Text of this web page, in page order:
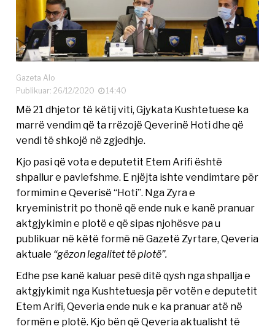
Gazeta Alo
Publikuar: 26/12/2020
14:40
Më 21 dhjetor të këtij viti, Gjykata Kushtetuese ka
marrë vendim që ta rrëzojë Qeverinë Hoti dhe që
vendi të shkojë në zgjedhje.
Kjo pasi që vota e deputetit Etem Arifi është
shpallur e pavlefshme. E njëjta ishte vendimtare për
formimin e Qeverisë “Hoti”. Nga Zyra e
kryeministrit po thonë që ende nuk e kanë pranuar
aktgjykimin e plotë e që sipas njohësve pa u
publikuar në këtë formë në Gazetë Zyrtare, Qeveria
aktuale “gëzon legalitet të plotë”.
Edhe pse kanë kaluar pesë ditë qysh nga shpallja e
aktgjykimit nga Kushtetuesja për votën e deputetit
Etem Arifi, Qeveria ende nuk e ka pranuar atë në
formën e plotë. Kjo bën që Qeveria aktualisht të